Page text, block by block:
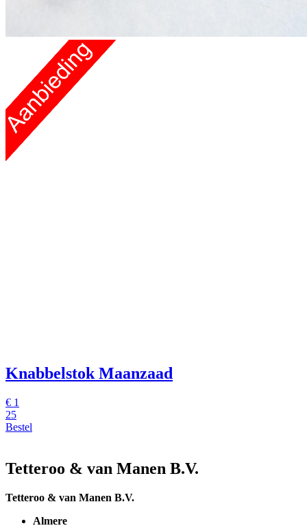
Knabbelstok Maanzaad
€ 1
25
Bestel
Tetteroo & van Manen B.V.
Tetteroo & van Manen B.V.
Almere